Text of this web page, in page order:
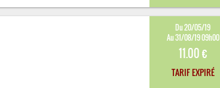
Du 20/05/19
Au 31/08/19 09h00
11.00 €
TARIF EXPIRÉ